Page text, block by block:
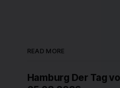
READ MORE
Hamburg Der Tag